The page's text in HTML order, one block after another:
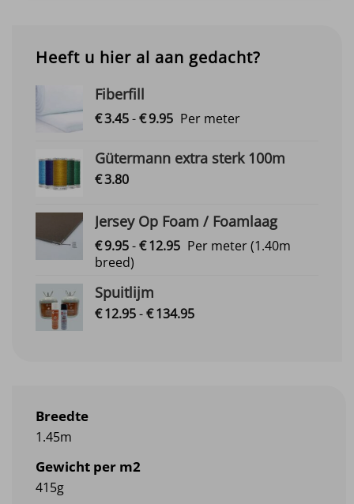
Breedte
1.45m
Gewicht per m2
415g
Heeft u hier al aan gedacht?
Fiberfill
€3.45-€9.95Prijsklasse:
€9.95
Per meter
Gütermann extra sterk 100m
€3.80
Jersey Op Foam / Foamlaag
€9.95-€12.95Prijsklasse:
Per meter(1.40m
breed)
Spuitlijm
€12.95-€134.95Prijsklasse: